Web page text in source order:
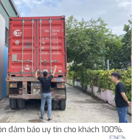
đảm bảo uy tín cho khách 100%.